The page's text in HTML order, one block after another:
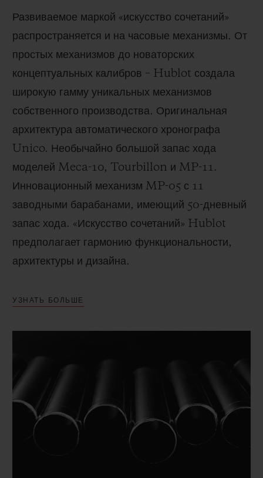
Развиваемое маркой «искусство сочетаний»
распространяется и на часовые механизмы. От
простых механизмов до новаторских
концептуальных калибров – Hublot создала
широкую гамму уникальных механизмов
собственного производства. Оригинальная
архитектура автоматического хронографа
Unico. Необычайно большой запас хода
моделей Meca-10, Tourbillon и MP-11.
Инновационный механизм MP-05 с 11
заводными барабанами, имеющий 50-дневный
запас хода. «Искусство сочетаний» Hublot
предполагает гармонию функциональности,
архитектуры и дизайна.
УЗНАТЬ БОЛЬШЕ